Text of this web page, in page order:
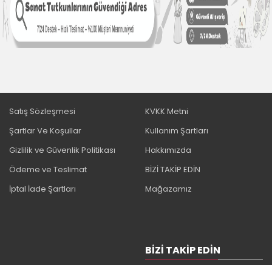
Satış Sözleşmesi
Şartlar Ve Koşullar
Gizlilik ve Güvenlik Politikası
Ödeme ve Teslimat
İptal İade Şartları
KVKK Metni
Kullanım Şartları
Hakkımızda
BİZİ TAKİP EDİN
Mağazamız
BIZI TAKIP EDIN